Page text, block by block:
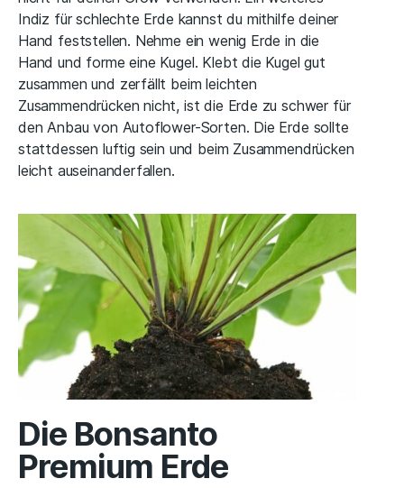
Indiz für schlechte Erde kannst du mithilfe deiner
Hand feststellen. Nehme ein wenig Erde in die
Hand und forme eine Kugel. Klebt die Kugel gut
zusammen und zerfällt beim leichten
Zusammendrücken nicht, ist die Erde zu schwer für
den Anbau von Autoflower-Sorten. Die Erde sollte
stattdessen luftig sein und beim Zusammendrücken
leicht auseinanderfallen.
Die Bonsanto
Premium Erde